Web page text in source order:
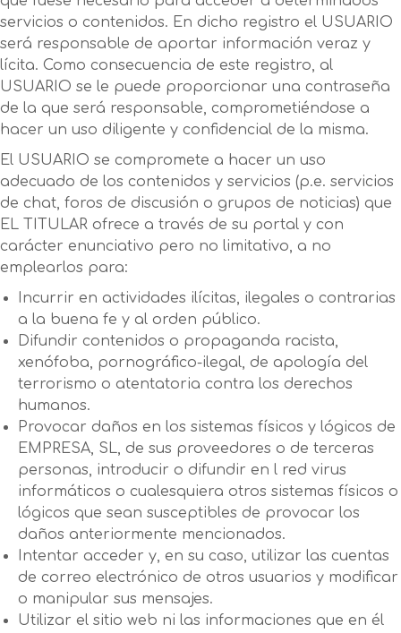
servicios o contenidos. En dicho registro el USUARIO
será responsable de aportar información veraz y
lícita. Como consecuencia de este registro, al
USUARIO se le puede proporcionar una contraseña
de la que será responsable, comprometiéndose a
hacer un uso diligente y confidencial de la misma.
El USUARIO se compromete a hacer un uso
adecuado de los contenidos y servicios (p.e. servicios
de chat, foros de discusión o grupos de noticias) que
EL TITULAR ofrece a través de su portal y con
carácter enunciativo pero no limitativo, a no
emplearlos para:
Incurrir en actividades ilícitas, ilegales o contrarias
a la buena fe y al orden público.
Difundir contenidos o propaganda racista,
xenófoba, pornográfico-ilegal, de apología del
terrorismo o atentatoria contra los derechos
humanos.
Provocar daños en los sistemas físicos y lógicos de
EMPRESA, SL, de sus proveedores o de terceras
personas, introducir o difundir en l red virus
informáticos o cualesquiera otros sistemas físicos o
lógicos que sean susceptibles de provocar los
daños anteriormente mencionados.
Intentar acceder y, en su caso, utilizar las cuentas
de correo electrónico de otros usuarios y modificar
o manipular sus mensajes.
Utilizar el sitio web ni las informaciones que en él